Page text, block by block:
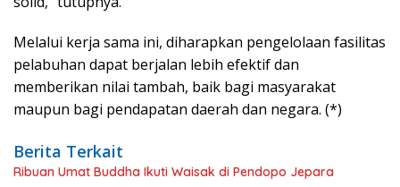
Melalui kerja sama ini, diharapkan pengelolaan fasilitas
pelabuhan dapat berjalan lebih efektif dan
memberikan nilai tambah, baik bagi masyarakat
maupun bagi pendapatan daerah dan negara. (*)
Berita Terkait
Ribuan Umat Buddha Ikuti Waisak di Pendopo Jepara